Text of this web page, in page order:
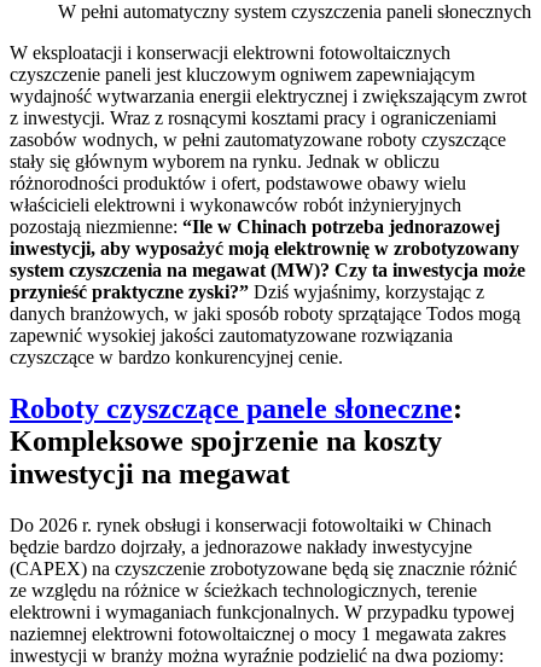
W pełni automatyczny system czyszczenia paneli słonecznych
W eksploatacji i konserwacji elektrowni fotowoltaicznych
czyszczenie paneli jest kluczowym ogniwem zapewniającym
wydajność wytwarzania energii elektrycznej i zwiększającym zwrot
z inwestycji. Wraz z rosnącymi kosztami pracy i ograniczeniami
zasobów wodnych, w pełni zautomatyzowane roboty czyszczące
stały się głównym wyborem na rynku. Jednak w obliczu
różnorodności produktów i ofert, podstawowe obawy wielu
właścicieli elektrowni i wykonawców robót inżynieryjnych
pozostają niezmienne: “Ile w Chinach potrzeba jednorazowej
inwestycji, aby wyposażyć moją elektrownię w zrobotyzowany
system czyszczenia na megawat (MW)? Czy ta inwestycja może
przynieść praktyczne zyski?” Dziś wyjaśnimy, korzystając z
danych branżowych, w jaki sposób roboty sprzątające Todos mogą
zapewnić wysokiej jakości zautomatyzowane rozwiązania
czyszczące w bardzo konkurencyjnej cenie.
Roboty czyszczące panele słoneczne:
Kompleksowe spojrzenie na koszty
inwestycji na megawat
Do 2026 r. rynek obsługi i konserwacji fotowoltaiki w Chinach
będzie bardzo dojrzały, a jednorazowe nakłady inwestycyjne
(CAPEX) na czyszczenie zrobotyzowane będą się znacznie różnić
ze względu na różnice w ścieżkach technologicznych, terenie
elektrowni i wymaganiach funkcjonalnych. W przypadku typowej
naziemnej elektrowni fotowoltaicznej o mocy 1 megawata zakres
inwestycji w branży można wyraźnie podzielić na dwa poziomy: